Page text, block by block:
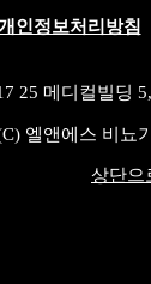
인정보처리방침
메디컬빌딩
엘앤에스 비뇨
상단으